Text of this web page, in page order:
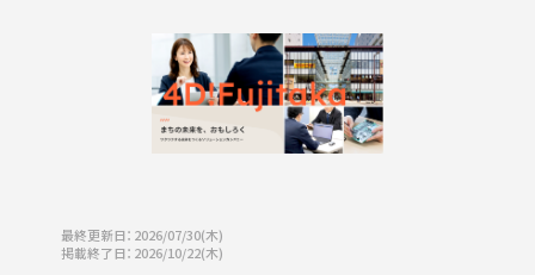
最終更新日：2026/07/30(木)
掲載終了日：2026/10/22(木)